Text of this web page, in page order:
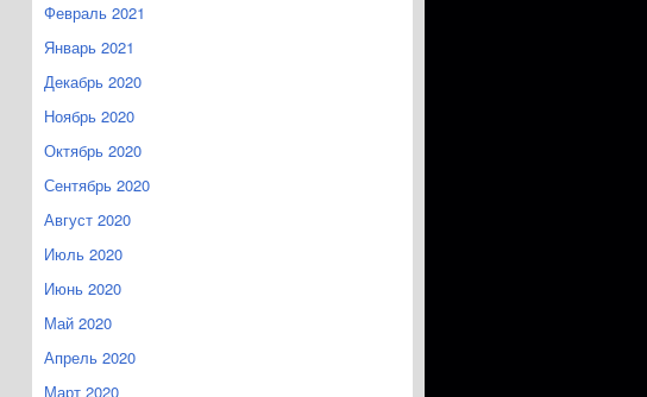
Февраль 2021
Январь 2021
Декабрь 2020
Ноябрь 2020
Октябрь 2020
Сентябрь 2020
Август 2020
Июль 2020
Июнь 2020
Май 2020
Апрель 2020
Март 2020